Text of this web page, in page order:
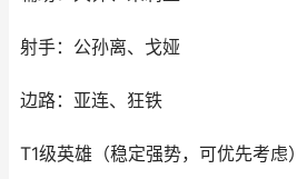
射手：公孙离、戈娅
边路：亚连、狂铁
T1级英雄（稳定强势，可优先考虑）